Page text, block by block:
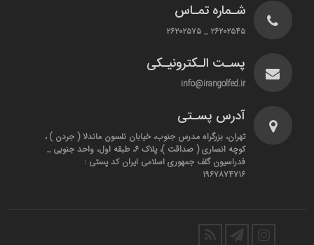
شـماره تمـاس
۲۶۲۰۲۵۴۵ _ ۲۶۲۰۲۵۷۵
پسـت الـکترونیـکی
info@irangolfed.ir
آدرس پسـتی
تهران، بزرگراه مدرس جنوب، خیابان نلسون ماندلا ( جردن ) ،
کوچه انصاری ( صداقت )، پلاک ۶، طبقه اول، واحد جنوبی _
فدراسیون گلف جمهوری اسلامی ایران کد پستی :
۱۹۶۷۸۷۴۷۱۶